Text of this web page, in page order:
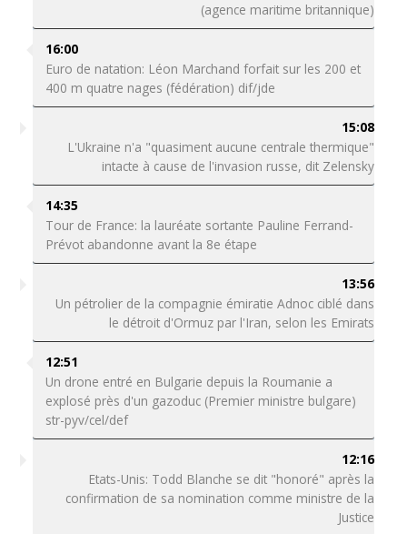
(agence maritime britannique)
16:00
Euro de natation: Léon Marchand forfait sur les 200 et
400 m quatre nages (fédération) dif/jde
15:08
L'Ukraine n'a "quasiment aucune centrale thermique"
intacte à cause de l'invasion russe, dit Zelensky
14:35
Tour de France: la lauréate sortante Pauline Ferrand-
Prévot abandonne avant la 8e étape
13:56
Un pétrolier de la compagnie émiratie Adnoc ciblé dans
le détroit d'Ormuz par l'Iran, selon les Emirats
12:51
Un drone entré en Bulgarie depuis la Roumanie a
explosé près d'un gazoduc (Premier ministre bulgare)
str-pyv/cel/def
12:16
Etats-Unis: Todd Blanche se dit "honoré" après la
confirmation de sa nomination comme ministre de la
Justice